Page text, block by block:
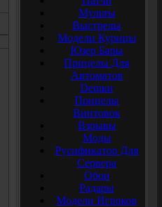
Мульты
Выстрелы
Модели Курицы
Юзер Бары
Прицелы Для
Автоматов
Demки
Прицелы
Винтовок
Взрывы
Моды
Русификатор Для
Сервера
Обои
Радары
Модели Игроков